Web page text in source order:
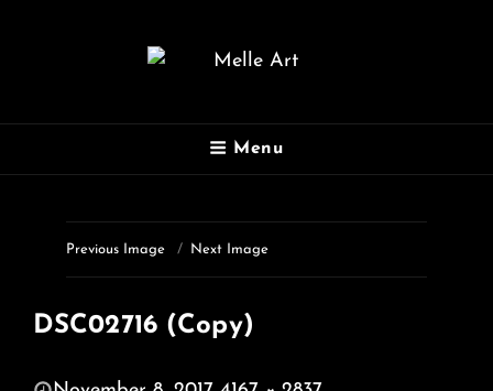
MELLE ART
Menu
Previous Image Next Image
DSC02716 (Copy)